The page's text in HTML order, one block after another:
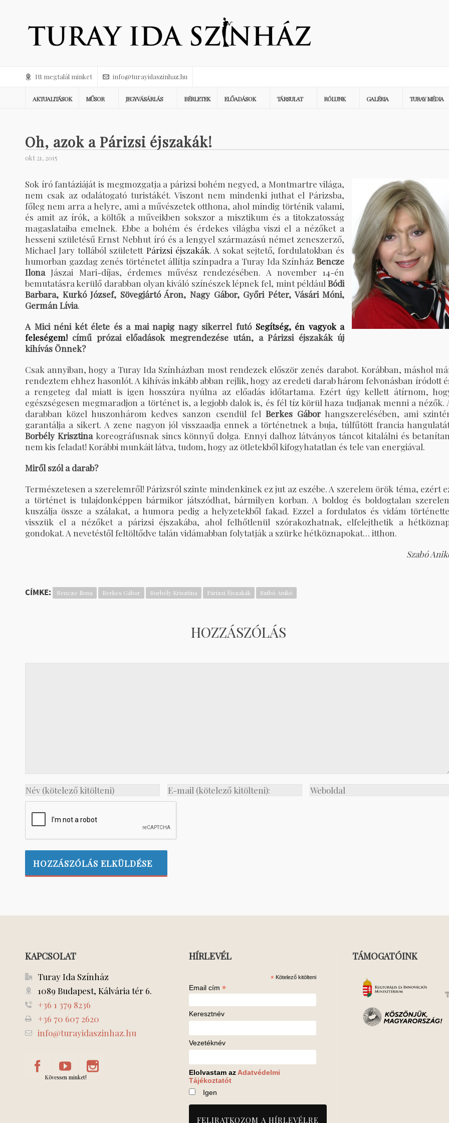
Itt megtalál minket info@turayidaszinhaz.hu
AKTUALITÁSOK MŰSOR JEGYVÁSÁRLÁS BÉRLETEK ELŐADÁSOK TÁRSULAT RÓLUNK GALÉRIA TURAY MÉDIA
Oh, azok a Párizsi éjszakák!
okt 21, 2015
Sok író fantáziáját is megmozgatja a párizsi bohém negyed, a Montmartre világa,
nem csak az odalátogató turistákét. Viszont nem mindenki juthat el Párizsba,
főleg nem arra a helyre, ami a művészetek otthona, ahol mindig történik valami,
és amit az írók, a költők a műveikben sokszor a misztikum és a titokzatosság
magaslataiba emelnek. Ebbe a bohém és érdekes világba viszi el a nézőket a
hesseni születésű Ernst Nebhut író és a lengyel származású német zeneszerző,
Michael Jary tollából született Párizsi éjszakák. A sokat sejtető, fordulatokban és
humorban gazdag zenés történetet állítja színpadra a Turay Ida SzínházBencze
IlonaJászai Mari-díjas, érdemes művész rendezésében. A november 14-én
bemutatásra kerülő darabban olyan kiváló színészek lépnek fel, mint példáulBódi
Barbara, Kurkó József, Sövegjártó Áron, Nagy Gábor, Győri Péter, Vásári Móni,
Germán Lívia.
A Mici néni két élete és a mai napig nagy sikerrel futó Segítség, én vagyok a
feleségem! című prózai előadások megrendezése után, a Párizsi éjszakák új
kihívás Önnek?
Csak annyiban, hogy a Turay Ida Színházban most rendezek először zenés darabot. Korábban, máshol
rendeztem ehhez hasonlót. A kihívás inkább abban rejlik, hogy az eredeti darab három felvonásban íródott
a rengeteg dal miatt is igen hosszúra nyúlna az előadás időtartama. Ezért úgy kellett átírnom,
egészségesen megmaradjon a történet is, a legjobb dalok is, és fél tíz körül haza tudjanak menni a nézők.
darabban közel huszonhárom kedves sanzon csendül fel Berkes Gáborhangszerelésében, ami
garantálja a sikert. A zene nagyon jól visszaadja ennek a történetnek a buja, túlfűtött francia
Borbély Krisztinakoreográfusnak sincs könnyű dolga. Ennyi dalhoz látványos táncot kitalálni és
nem kis feladat! Korábbi munkáit látva, tudom, hogy az ötletekből kifogyhatatlan és tele van energiával.
Miről szól a darab?
Természetesen a szerelemről! Párizsról szinte mindenkinek ez jut az eszébe. A szerelem örök téma, ezért
a történet is tulajdonképpen bármikor játszódhat, bármilyen korban. A boldog és boldogtalan
kuszálja össze a szálakat, a humora pedig a helyzetekből fakad. Ezzel a fordulatos és vidám
visszük el a nézőket a párizsi éjszakába, ahol felhőtlenül szórakozhatnak, elfelejthetik a
gondokat. A nevetéstől feltöltődve talán vidámabban folytatják a szürke hétköznapokat… itthon.
Szabó
CÍMKE: Bencze Ilona Berkes Gábor Borbély Krisztina Párizsi Éjszakák Szíbó Anikó
HOZZÁSZÓLÁS
KAPCSOLAT
Turay Ida Színház
1089 Budapest, Kálvária tér 6.
+36 1 379 8236
+36 70 607 2620
info@turayidaszinhaz.hu
Kövessen minket!
HÍRLEVÉL
* Kötelező kitölteni
Email cím *
Keresztnév
Vezetéknév
Elolvastam az Adatvédelmi
Tájékoztatót
Igen
TÁMOGATÓINK